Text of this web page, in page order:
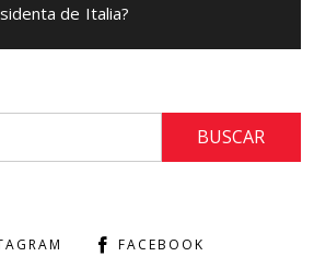
de Italia?
FACEBOOK